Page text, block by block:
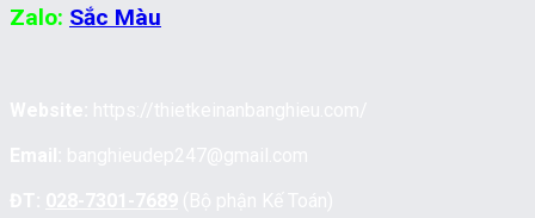
Zalo: Sắc Màu